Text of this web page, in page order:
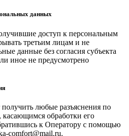
данных
доступ к персональным
третьим лицам и не
данные без согласия субъекта
иное не предусмотрено
любые разъяснения по
обработки его
к Оператору с помощью
comfort@mail.ru.